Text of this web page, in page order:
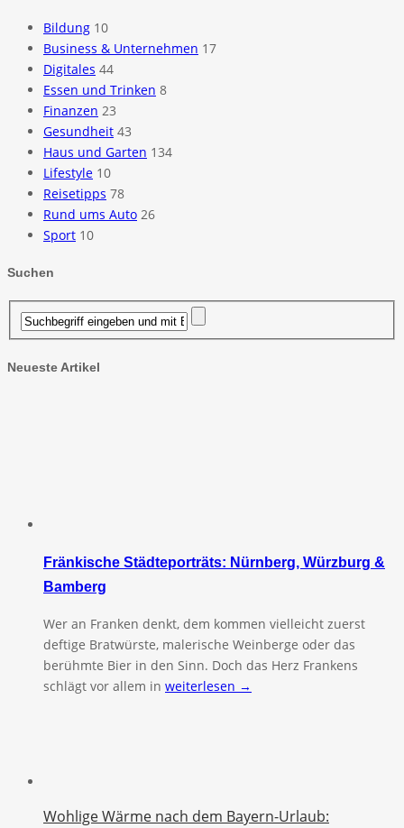
Bildung 10
Business & Unternehmen 17
Digitales 44
Essen und Trinken 8
Finanzen 23
Gesundheit 43
Haus und Garten 134
Lifestyle 10
Reisetipps 78
Rund ums Auto 26
Sport 10
Suchen
Neueste Artikel
Fränkische Städteporträts: Nürnberg, Würzburg &
Bamberg
Wer an Franken denkt, dem kommen vielleicht zuerst
deftige Bratwürste, malerische Weinberge oder das
berühmte Bier in den Sinn. Doch das Herz Frankens
schlägt vor allem in weiterlesen →
Wohlige Wärme nach dem Bayern-Urlaub: